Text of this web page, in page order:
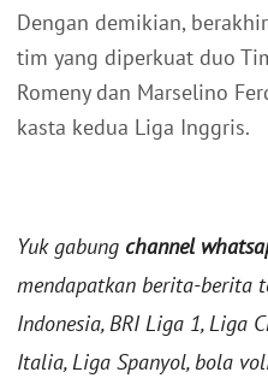
Dengan demikian,
tim yang diperkuat duo
Romeny dan Marselino
kasta kedua Liga Inggris.
Yuk gabung channel
mendapatkan berita-berita
Indonesia, BRI Liga 1, Liga
Italia, Liga Spanyol, bola